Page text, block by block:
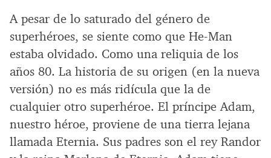
A pesar de lo saturado del género de
superhéroes, se siente como que He-Man
estaba olvidado. Como una reliquia de los
años 80. La historia de su origen (en la nueva
versión) no es más ridícula que la de
cualquier otro superhéroe. El príncipe Adam,
nuestro héroe, proviene de una tierra lejana
llamada Eternia. Sus padres son el rey Randor